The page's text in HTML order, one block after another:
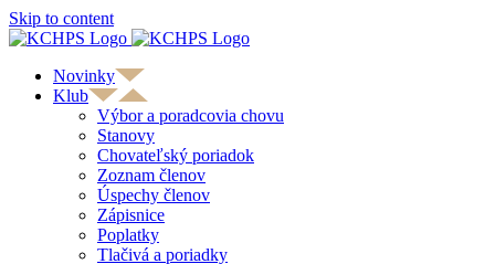
Skip to content
Novinky
Klub
Výbor a poradcovia chovu
Stanovy
Chovateľský poriadok
Zoznam členov
Úspechy členov
Zápisnice
Poplatky
Tlačivá a poriadky